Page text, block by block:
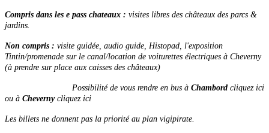
Compris dans les e pass chateaux : visites libres des châteaux des parcs &
jardins.
Non compris : visite guidée, audio guide, Histopad, l'exposition
Tintin/promenade sur le canal/location de voiturettes électriques à Cheverny
(à prendre sur place aux caisses des châteaux)
Possibilité de vous rendre en bus à Chambord cliquez ici
ou à Chevernycliquez ici
Les billets ne donnent pas la priorité au plan vigipirate.